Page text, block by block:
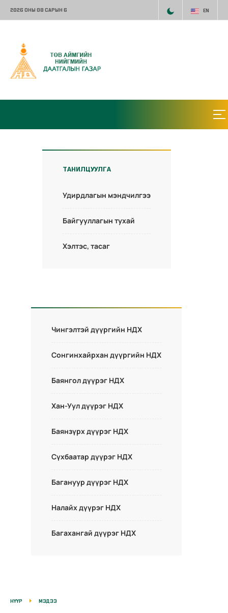
2026 ОНЫ 08 САРЫН 6 EN
ТАНИЛЦУУЛГА
Удирдлагын мэндчилгээ
Байгууллагын тухай
Хэлтэс, тасаг
Чингэлтэй дүүргийн НДХ
Сонгинхайрхан дүүргийн НДХ
Баянгол дүүрэг НДХ
Хан-Уул дүүрэг НДХ
Баянзүрх дүүрэг НДХ
Сүхбаатар дүүрэг НДХ
Багануур дүүрэг НДХ
Налайх дүүрэг НДХ
Багахангай дүүрэг НДХ
НҮҮР МЭДЭЭ